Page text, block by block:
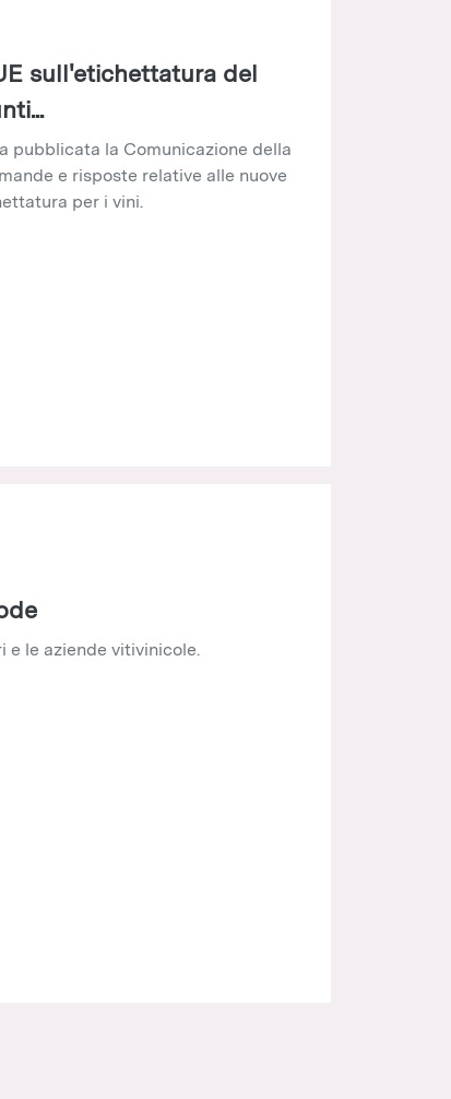
sull'etichettatura del
pubblicata la Comunicazione della
e risposte relative alle nuove
per i vini.
le aziende vitivinicole.